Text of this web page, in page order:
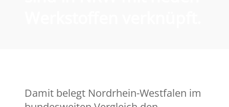
Damit belegt Nordrhein-Westfalen im